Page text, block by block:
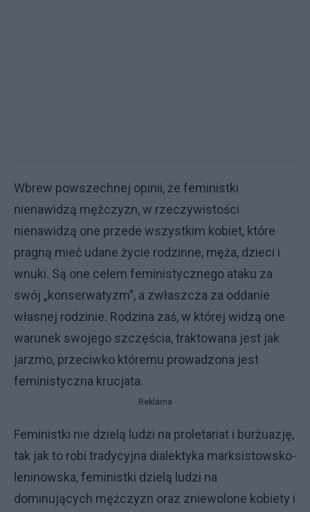
Wbrew powszechnej opinii, że feministki
nienawidzą mężczyzn, w rzeczywistości
nienawidzą one przede wszystkim kobiet, które
pragną mieć udane życie rodzinne, męża, dzieci i
wnuki. Są one celem feministycznego ataku za
swój „konserwatyzm”, a zwłaszcza za oddanie
własnej rodzinie. Rodzina zaś, w której widzą one
warunek swojego szczęścia, traktowana jest jak
jarzmo, przeciwko któremu prowadzona jest
feministyczna krucjata.
Reklama
Feministki nie dzielą ludzi na proletariat i burżuazję,
tak jak to robi tradycyjna dialektyka marksistowsko-
leninowska, feministki dzielą ludzi na
dominujących mężczyzn oraz zniewolone kobiety i